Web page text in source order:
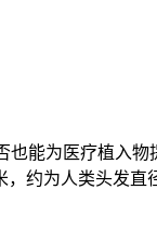
能为医疗植入
约为人类头发